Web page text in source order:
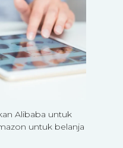
Alibaba untuk
untuk belanja